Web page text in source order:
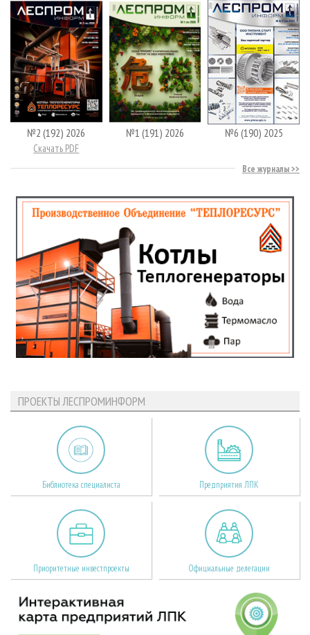
№2 (192) 2026
Скачать PDF
№1 (191) 2026 №6 (190) 2025
Все журналы
ПРОЕКТЫ ЛЕСПРОМИНФОРМ
Библиотека специалиста Предприятия ЛПК
Приоритетные инвестпроекты Официальные делегации